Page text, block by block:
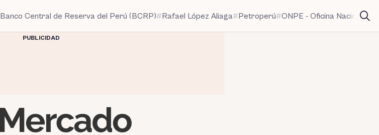
Banco Central de Reserva del Perú (BCRP) Rafael López Aliaga Petroperú ONPE - Oficina Nacional
PUBLICIDAD